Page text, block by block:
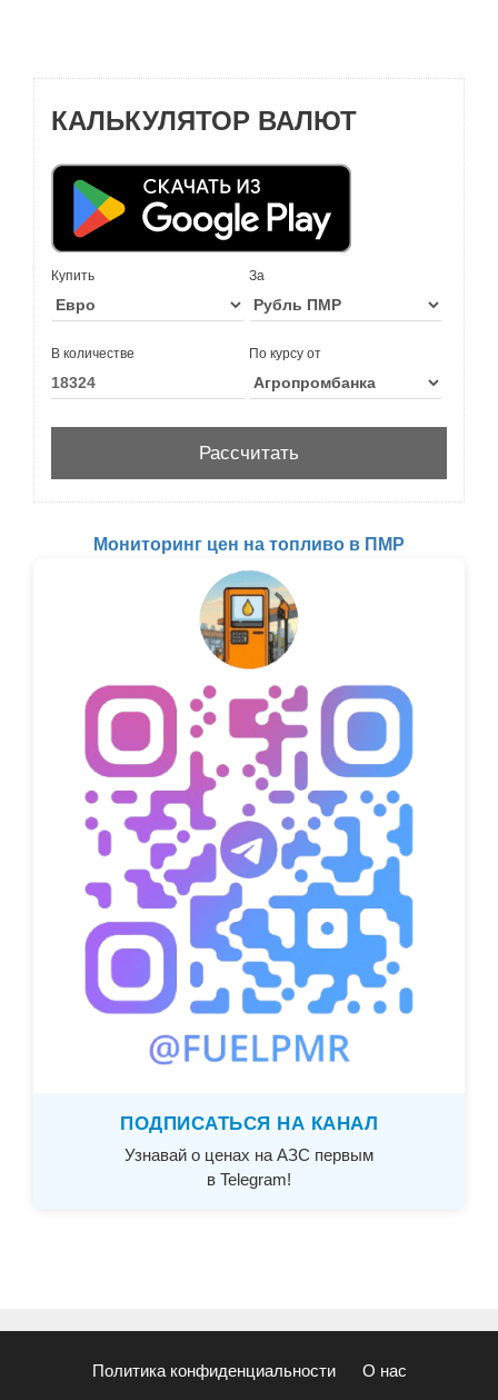
КАЛЬКУЛЯТОР ВАЛЮТ
Купить За
В количестве По курсу от
Мониторинг цен на топливо в ПМР
ПОДПИСАТЬСЯ НА КАНАЛ
Узнавай о ценах на АЗС первым
в Telegram!
Политика конфиденциальности О нас